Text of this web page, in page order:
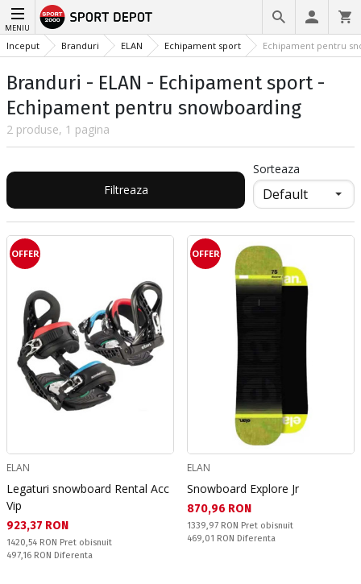
MENIU
Inceput Branduri ELAN Echipament sport Echipament pentru
Branduri - ELAN - Echipament sport -
Echipament pentru snowboarding
2 produse, 1 pagina
Filtreaza
Sorteaza
OFFER
ELAN
Legaturi snowboard Rental Acc
Vip
Текуща цена:
923,37 RON
Pret obisnuit:
1420,54 RON Pret obisnuit
Спестявате:
497,16 RON Diferenta
OFFER
ELAN
Snowboard Explore Jr
Текуща цена:
870,96 RON
Pret obisnuit:
1339,97 RON Pret obisnuit
Спестявате:
469,01 RON Diferenta